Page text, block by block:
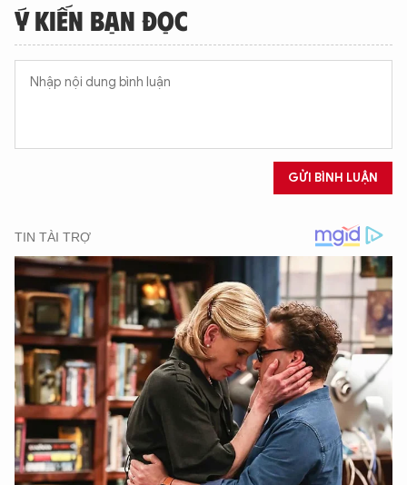
Ý KIẾN BẠN ĐỌC
GỬI BÌNH LUẬN
XIN CHÀO,
TÔI LÀ CHATBOT CỦA
Hãy hỏi tôi bất kỳ điều gì bạn cần biết về